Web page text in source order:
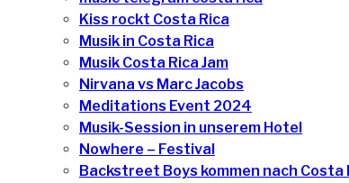
Kiss rockt Costa Rica
Musik in Costa Rica
Musik Costa Rica Jam
Nirvana vs Marc Jacobs
Meditations Event 2024
Musik-Session in unserem Hotel
Nowhere – Festival
Backstreet Boys kommen nach Costa